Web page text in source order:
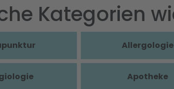
Kategorien
Allergologie
Apotheke